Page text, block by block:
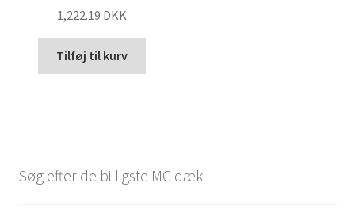
1,222.19 DKK
Tilføj til kurv
Søg efter de billigste MC dæk